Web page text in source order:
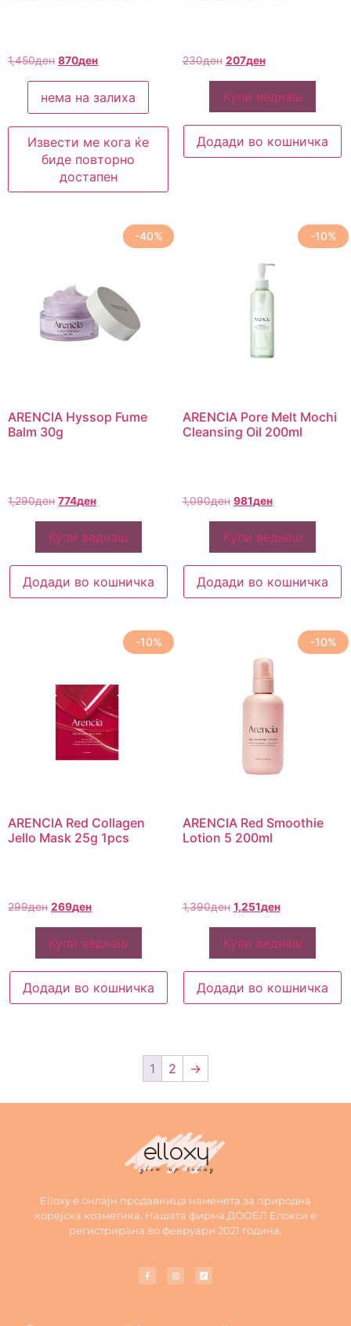
1,450ден 870ден
нема на залиха
Извести ме кога ќе
биде повторно
достапен
230ден 207ден
Купи веднаш
Додади во кошничка
-40%
ARENCIA Hyssop Fume
Balm 30g
1,290ден 774ден
Купи веднаш
Додади во кошничка
-10%
ARENCIA Pore Melt Mochi
Cleansing Oil 200ml
1,090ден 981ден
Купи веднаш
Додади во кошничка
-10%
ARENCIA Red Collagen
Jello Mask 25g 1pcs
299ден 269ден
Купи веднаш
Додади во кошничка
-10%
ARENCIA Red Smoothie
Lotion 5 200ml
1,390ден 1,251ден
Купи веднаш
Додади во кошничка
1 2 →
Elloxy е онлајн продавница наменета за природна
корејска козметика. Нашата фирма ДООЕЛ Елокси е
регистрирана во февруари 2021 година.